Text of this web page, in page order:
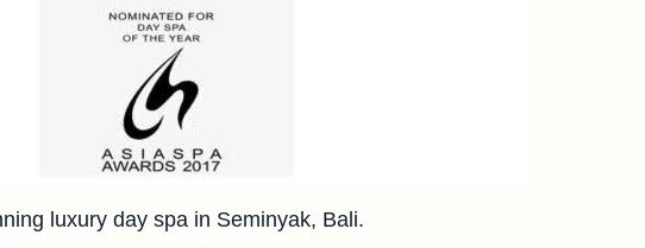
luxury day spa in Seminyak, Bali.